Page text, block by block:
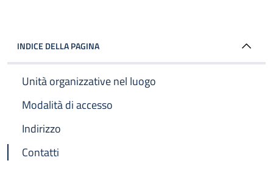
INDICE DELLA PAGINA
Unità organizzative nel luogo
Modalità di accesso
Indirizzo
Contatti